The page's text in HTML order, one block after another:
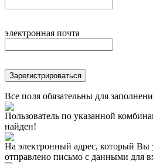
электронная почта
Зарегистрироваться
Все поля обязательны для
Пользователь по указанной
найден!
На электронный адрес, который Вы
отправлено письмо с данными для